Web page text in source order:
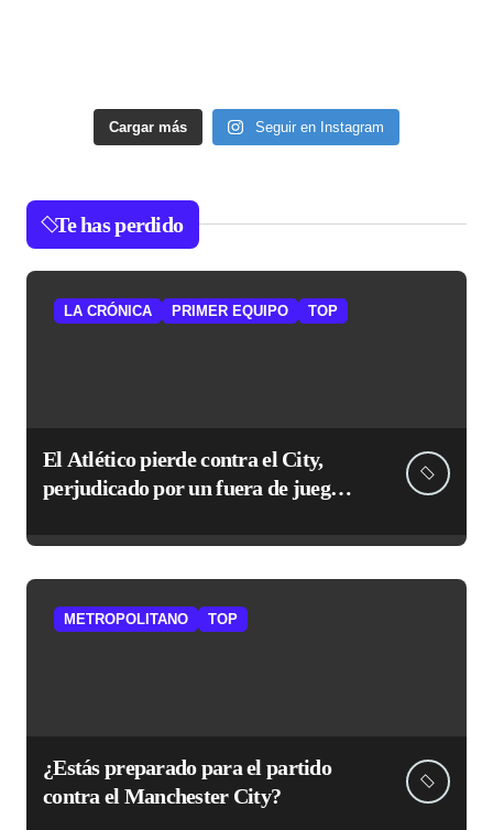
Cargar más Seguir en Instagram
Te has perdido
LA CRÓNICA PRIMER EQUIPO TOP
El Atlético pierde contra el City,
perjudicado por un fuera de juego
METROPOLITANO TOP
¿Estás preparado para el partido
contra el Manchester City?